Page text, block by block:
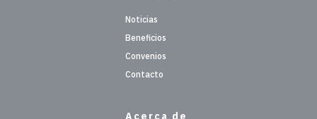
Noticias
Beneficios
Convenios
Contacto
Acerca de